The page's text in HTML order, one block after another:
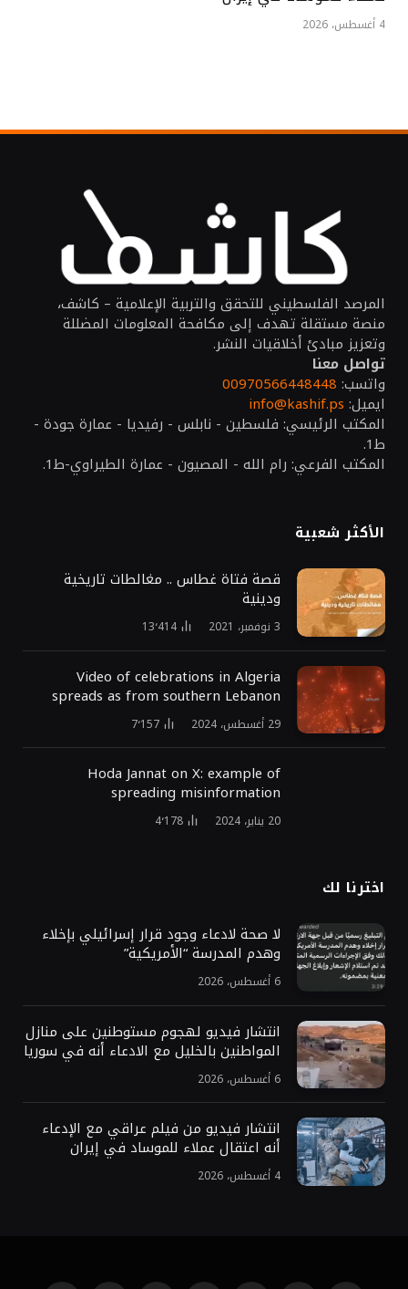
4 أغسطس، 2026
المرصد الفلسطيني للتحقق والتربية الإعلامية – كاشف،
منصة مستقلة تهدف إلى مكافحة المعلومات المضللة
وتعزيز مبادئ أخلاقيات النشر.
تواصل معنا
واتسب: 00970566448448
ايميل: info@kashif.ps
المكتب الرئيسي: فلسطين - نابلس - رفيديا - عمارة جودة -
ط1.
المكتب الفرعي: رام الله - المصيون - عمارة الطيراوي-ط1.
الأكثر شعبية
قصة فتاة غطاس .. مغالطات تاريخية
ودينية
3 نوفمبر، 2021 13٬414
Video of celebrations in Algeria
spreads as from southern Lebanon
29 أغسطس، 2024 7٬157
Hoda Jannat on X: example of
spreading misinformation
20 يناير، 2024 4٬178
اخترنا لك
لا صحة لادعاء وجود قرار إسرائيلي بإخلاء
وهدم المدرسة “الأمريكية”
6 أغسطس، 2026
انتشار فيديو لهجوم مستوطنين على منازل
المواطنين بالخليل مع الادعاء أنه في سوريا
6 أغسطس، 2026
انتشار فيديو من فيلم عراقي مع الإدعاء
أنه اعتقال عملاء للموساد في إيران
4 أغسطس، 2026